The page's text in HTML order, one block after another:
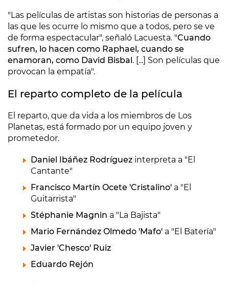
"Las películas de artistas son historias de personas a
las que les ocurre lo mismo que a todos, pero se ve
de forma espectacular", señaló Lacuesta. "Cuando
sufren, lo hacen como Raphael, cuando se
enamoran, como David Bisbal. [...] Son películas que
provocan la empatía".
El reparto completo de la película
El reparto, que da vida a los miembros de Los
Planetas, está formado por un equipo joven y
prometedor.
Daniel Ibáñez Rodríguez interpreta a "El
Cantante"
Francisco Martín Ocete 'Cristalino' a "El
Guitarrista"
Stéphanie Magnin a "La Bajista"
Mario Fernández Olmedo 'Mafo' a "El Batería"
Javier 'Chesco' Ruiz
Eduardo Rejón